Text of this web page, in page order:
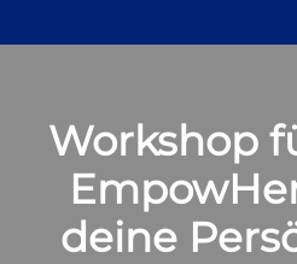
Workshop
deine